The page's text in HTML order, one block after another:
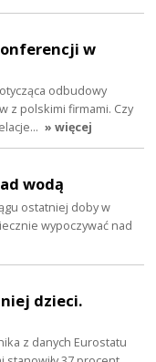
w
odbudowy
z polskimi firmami. Czy
» więcej
wodą
ostatniej doby w
wypoczywać nad
dzieci.
z danych Eurostatu